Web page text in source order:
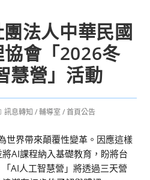
法人中華民國
會「2026冬
慧營」活動
訊息轉知 / 輔導室 / 首頁公告
世界帶來顛覆性變革。因應這樣
AI課程納入基礎教育，盼將台
AI人工智慧營」將透過三天營